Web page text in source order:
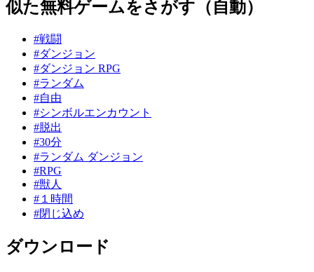
似た無料ゲームをさがす（自動）
#戦闘
#ダンジョン
#ダンジョン RPG
#ランダム
#自由
#シンボルエンカウント
#脱出
#30分
#ランダム ダンジョン
#RPG
#獣人
#１時間
#閉じ込め
ダウンロード